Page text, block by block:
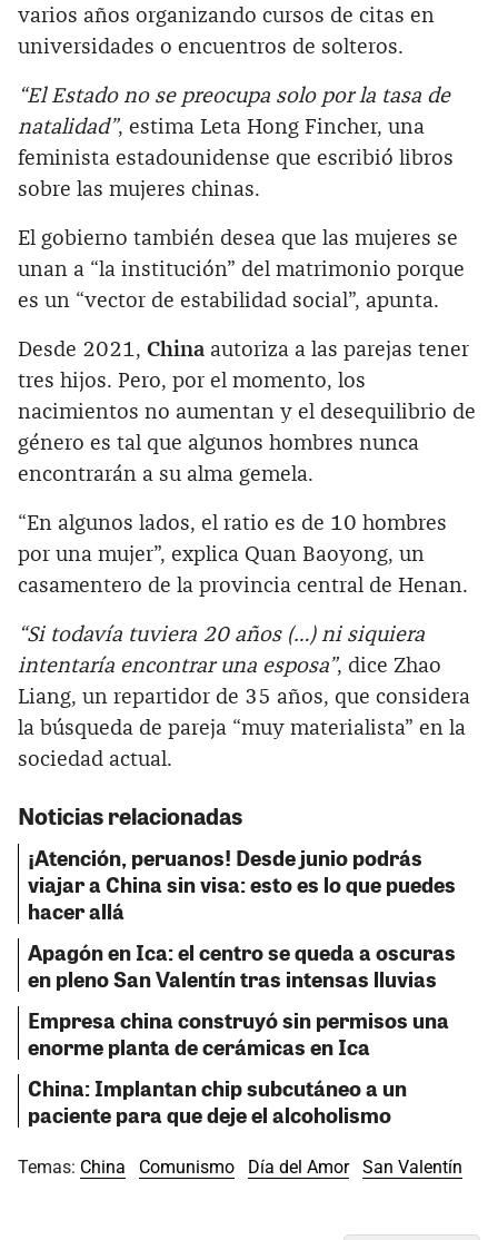
varios años organizando cursos de citas en
universidades o encuentros de solteros.
“El Estado no se preocupa solo por la tasa de
natalidad”, estima Leta Hong Fincher, una
feminista estadounidense que escribió libros
sobre las mujeres chinas.
El gobierno también desea que las mujeres se
unan a “la institución” del matrimonio porque
es un “vector de estabilidad social”, apunta.
Desde 2021, China autoriza a las parejas tener
tres hijos. Pero, por el momento, los
nacimientos no aumentan y el desequilibrio de
género es tal que algunos hombres nunca
encontrarán a su alma gemela.
“En algunos lados, el ratio es de 10 hombres
por una mujer”, explica Quan Baoyong, un
casamentero de la provincia central de Henan.
“Si todavía tuviera 20 años (…) ni siquiera
intentaría encontrar una esposa”, dice Zhao
Liang, un repartidor de 35 años, que considera
la búsqueda de pareja “muy materialista” en la
sociedad actual.
Noticias relacionadas
¡Atención, peruanos! Desde junio podrás
viajar a China sin visa: esto es lo que puedes
hacer allá
Apagón en Ica: el centro se queda a oscuras
en pleno San Valentín tras intensas lluvias
Empresa china construyó sin permisos una
enorme planta de cerámicas en Ica
China: Implantan chip subcutáneo a un
paciente para que deje el alcoholismo
Temas: China Comunismo Día del Amor San Valentín